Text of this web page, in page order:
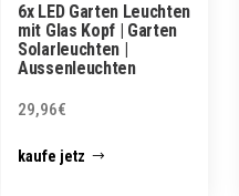
6x LED Garten Leuchten
mit Glas Kopf | Garten
Solarleuchten |
Aussenleuchten
29,96€
kaufe jetz